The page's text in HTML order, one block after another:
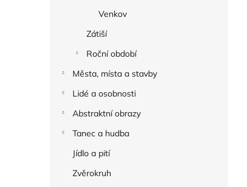
Venkov
Zátiší
Roční období
Města, místa a stavby
Lidé a osobnosti
Abstraktní obrazy
Tanec a hudba
Jídlo a pití
Zvěrokruh